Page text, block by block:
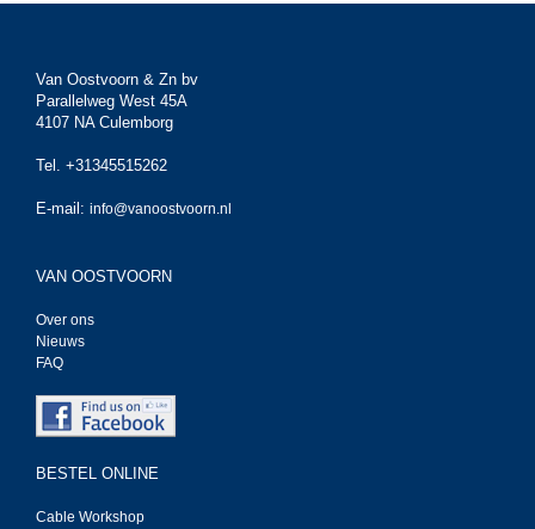
Van Oostvoorn & Zn bv
Parallelweg West 45A
4107 NA Culemborg
Tel. +31345515262
E-mail: info@vanoostvoorn.nl
VAN OOSTVOORN
Over ons
Nieuws
FAQ
BESTEL ONLINE
Cable Workshop